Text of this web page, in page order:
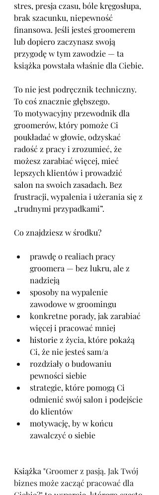
stres, presja czasu, bóle kręgosłupa,
brak szacunku, niepewność
finansowa. Jeśli jesteś groomerem
lub dopiero zaczynasz swoją
przygodę w tym zawodzie — ta
książka powstała właśnie dla Ciebie.
To nie jest podręcznik techniczny.
To coś znacznie głębszego.
To motywacyjny przewodnik dla
groomerów, który pomoże Ci
poukładać w głowie, odzyskać
radość z pracy i zrozumieć, że
możesz zarabiać więcej, mieć
lepszych klientów i prowadzić
salon na swoich zasadach. Bez
frustracji, wypalenia i użerania się z
„trudnymi przypadkami”.
Co znajdziesz w środku?
prawdę o realiach pracy
groomera — bez lukru, ale z
nadzieją
sposoby na wypalenie
zawodowe w groomingu
konkretne porady, jak zarabiać
więcej i pracować mniej
historie z życia, które pokażą
Ci, że nie jesteś sam/a
rozdziały o budowaniu
pewności siebie
strategie, które pomogą Ci
odmienić swój salon i podejście
do klientów
motywację, by w końcu
zawalczyć o siebie
Książka "Groomer z pasją. Jak Twój
biznes może zacząć pracować dla